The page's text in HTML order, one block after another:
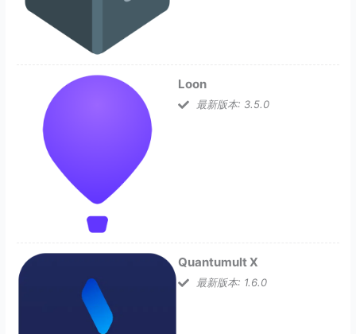
Loon
最新版本: 3.5.0
Quantumult X
最新版本: 1.6.0